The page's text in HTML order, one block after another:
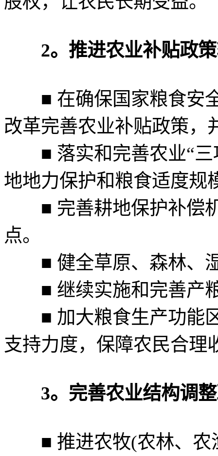
2。推进农业补贴政策
■ 在确保国家粮食安全
改革完善农业补贴政策，
■ 落实和完善农业“三
地地力保护和粮食适度规
■ 完善耕地保护补偿机
点。
■ 健全草原、森林、湿
■ 继续实施和完善产
■ 加大粮食生产功能区
支持力度，保障农民合理
3。完善农业结构调整
■ 推进农牧(农林、农